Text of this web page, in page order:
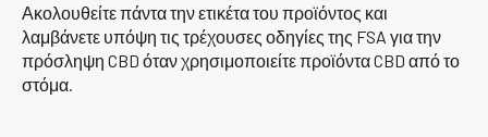
Ακολουθείτε πάντα την ετικέτα του προϊόντος και
λαμβάνετε υπόψη τις τρέχουσες οδηγίες της FSA για την
πρόσληψη CBD όταν χρησιμοποιείτε προϊόντα CBD από το
στόμα.